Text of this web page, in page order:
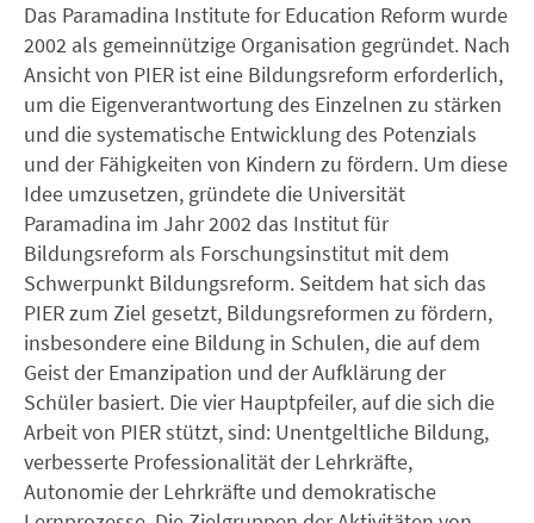
Das Paramadina Institute for Education Reform wurde
2002 als gemeinnützige Organisation gegründet. Nach
Ansicht von PIER ist eine Bildungsreform erforderlich,
um die Eigenverantwortung des Einzelnen zu stärken
und die systematische Entwicklung des Potenzials
und der Fähigkeiten von Kindern zu fördern. Um diese
Idee umzusetzen, gründete die Universität
Paramadina im Jahr 2002 das Institut für
Bildungsreform als Forschungsinstitut mit dem
Schwerpunkt Bildungsreform. Seitdem hat sich das
PIER zum Ziel gesetzt, Bildungsreformen zu fördern,
insbesondere eine Bildung in Schulen, die auf dem
Geist der Emanzipation und der Aufklärung der
Schüler basiert. Die vier Hauptpfeiler, auf die sich die
Arbeit von PIER stützt, sind: Unentgeltliche Bildung,
verbesserte Professionalität der Lehrkräfte,
Autonomie der Lehrkräfte und demokratische